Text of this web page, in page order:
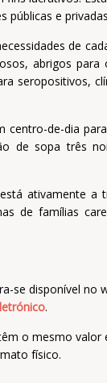
públicas e
de
abrigos para
seropositivos,
centro-de-dia
de sopa três
ativamente a
de famílias
se disponível no
.
o mesmo valor
físico.